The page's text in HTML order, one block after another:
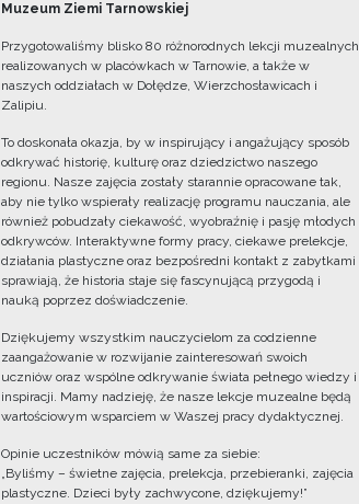
Muzeum Ziemi Tarnowskiej
Przygotowaliśmy blisko 80 różnorodnych lekcji muzealnych
realizowanych w placówkach w Tarnowie, a także w
naszych oddziałach w Dołędze, Wierzchosławicach i
Zalipiu.
To doskonała okazja, by w inspirujący i angażujący sposób
odkrywać historię, kulturę oraz dziedzictwo naszego
regionu. Nasze zajęcia zostały starannie opracowane tak,
aby nie tylko wspierały realizację programu nauczania, ale
również pobudzały ciekawość, wyobraźnię i pasję młodych
odkrywców. Interaktywne formy pracy, ciekawe prelekcje,
działania plastyczne oraz bezpośredni kontakt z zabytkami
sprawiają, że historia staje się fascynującą przygodą i
nauką poprzez doświadczenie.
Dziękujemy wszystkim nauczycielom za codzienne
zaangażowanie w rozwijanie zainteresowań swoich
uczniów oraz wspólne odkrywanie świata pełnego wiedzy i
inspiracji. Mamy nadzieję, że nasze lekcje muzealne będą
wartościowym wsparciem w Waszej pracy dydaktycznej.
Opinie uczestników mówią same za siebie:
„Byliśmy – świetne zajęcia, prelekcja, przebieranki, zajęcia
plastyczne. Dzieci były zachwycone, dziękujemy!”